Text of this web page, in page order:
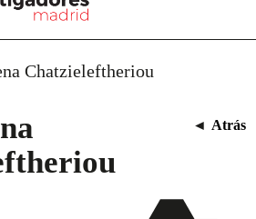
Chatzieleftheriou
◄ Atrás